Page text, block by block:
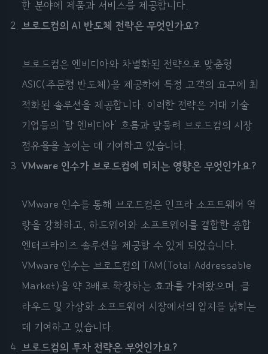
한 분야에 제품과 서비스를 제공합니다.
브로드컴의 AI 반도체 전략은 무엇인가요?
브로드컴은 엔비디아와 차별화된 전략으로 맞춤형
ASIC(주문형 반도체)을 제공하여 특정 고객의 요구에 최
적화된 솔루션을 제공합니다. 이러한 전략은 거대 기술
기업들의 '탈 엔비디아' 흐름과 맞물려 브로드컴의 시장
점유율을 높이는 데 기여하고 있습니다.
VMware 인수가 브로드컴에 미치는 영향은 무엇인가요?
VMware 인수를 통해 브로드컴은 인프라 소프트웨어 역
량을 강화하고, 하드웨어와 소프트웨어를 결합한 종합
엔터프라이즈 솔루션을 제공할 수 있게 되었습니다.
VMware 인수는 브로드컴의 TAM(Total Addressable
Market)을 약 3배로 확장하는 효과를 가져왔으며, 클
라우드 및 가상화 소프트웨어 시장에서의 입지를 넓히는
데 기여하고 있습니다.
브로드컴의 투자 전략은 무엇인가요?